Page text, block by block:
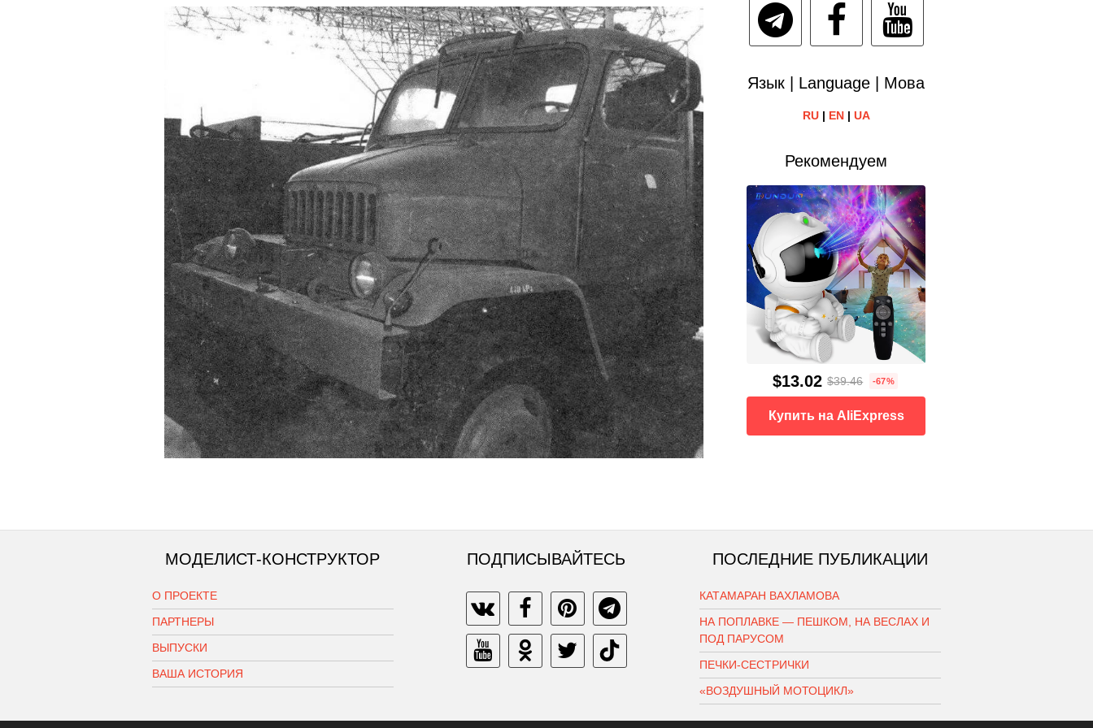
Язык | Language | Мова
RU| EN| UA
Рекомендуем
$13.02 $39.46 -67%
Купить на AliExpress
МОДЕЛИСТ-КОНСТРУКТОР
О ПРОЕКТЕ
ПАРТНЕРЫ
ВЫПУСКИ
ВАША ИСТОРИЯ
ПОДПИСЫВАЙТЕСЬ ПОСЛЕДНИЕ ПУБЛИКАЦИИ
КАТАМАРАН ВАХЛАМОВА
НА ПОПЛАВКЕ — ПЕШКОМ, НА ВЕСЛАХ И
ПОД ПАРУСОМ
ПЕЧКИ-СЕСТРИЧКИ
«ВОЗДУШНЫЙ МОТОЦИКЛ»